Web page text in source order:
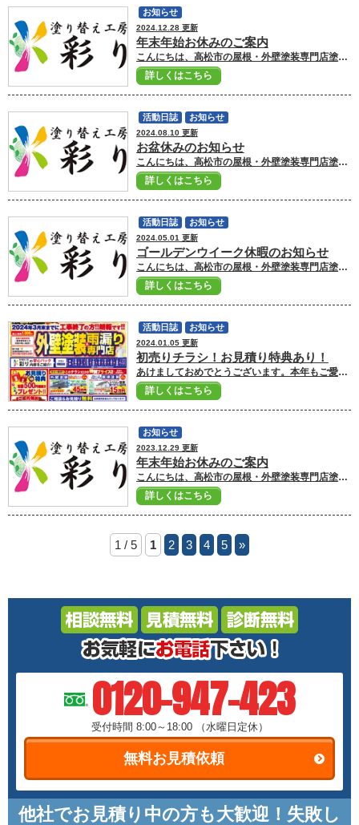
2024.12.28 更新
年末年始お休みのご案内
こんにちは、高松市の屋根・外壁塗装専門店塗り替え工房彩りです。 本年度最後の活動ブログとなります。 2024年も沢山のお客様に出会い、皆様に支えて頂いた1年となりました。 本当にありがとうございました！ 2025年も日々精進しながら、皆様方のお手伝いを少しでも出来るように取り組んでまいりますので、どうぞよろしくお願いいたします。 何末年始のお休みのご案内です。 12月29日から1月5日までお休みをいただきます。 2025年は1月6日からの営業となりますのでよろしくお願いいたします。 またメールからのお問い合わせは年中無休で受付しておりますので、お気軽にお問い合わせください。 （対応は営業開始日より順に対応いたします） 皆様にとって2025年も良い年になることを心よりお祈り申し上げます。 2025年も 彩り をよろしくお願いいたします。 ■高松市の外壁塗装ショールームはこちら ■外壁塗装・屋根塗装のお見積もり依頼はこちら ■ドローン診断で屋根・外壁の劣化状況をチェック ■外壁塗装・屋根塗装プランはこちら
詳しくはこちら
お知らせ
2024.08.10 更新
お盆休みのお知らせ
こんにちは、高松市の屋根・外壁塗装専門店塗り替え工房彩りです。 お盆お休みのご案内です。 8月11日から8月15日までお休みをいただきます。 業務開始は8月16日からとなりますのでよろしくお願いいたします。 またメールからのお問い合わせは年中無休で受付しておりますので、お気軽にお問い合わせください。 （対応は営業開始日より順に対応いたします） ■高松市の外壁塗装ショールームはこちら ■外壁塗装・屋根塗装のお見積もり依頼はこちら ■ドローン診断で屋根・外壁の劣化状況をチェック ■外壁塗装・屋根塗装プランはこちら
詳しくはこちら
活動日誌 お知らせ
2024.05.01 更新
ゴールデンウイーク休暇のお知らせ
こんにちは、高松市の屋根・外壁塗装専門店塗り替え工房彩りです。 ゴールデンウイーク休暇のご案内です。 5月3日～5月6日までお休みを頂きます。 5月7日からの営業となりますので宜しくお願いいたします。 またメールでのお問い合わせは年中無休で受付しておりますので、お気軽にお問い合わせください。 (対応は5月7日営業開始日より順に対応致します。) お家のことでどんな些細なことでも何か気になることがありましたら 高松市の屋根・外壁塗装専門店彩りへ ご相談ください！！ 高松市の屋根・外壁塗装専門店塗り替え工房彩りへ ご相談ください！！ ■高松市の外壁塗装ショールームはこちら ■外壁塗装・屋根塗装のお見積もり依頼はこちら ■ドローン診断で屋根・外壁の劣化状況をチェック ■外壁塗装・屋根塗装プランはこちら
詳しくはこちら
活動日誌 お知らせ
2024.01.05 更新
初売りチラシ！お見積り特典あり！
あけましておめでとうございます。本年もご愛顧のほど、よろしくお願いいたします。 さて、年始は５日より通常営業を行っておりますが、4日から初売りチラシの方をリビング新聞さんに折込させていただいております!! ショールームでは「見て！聞けて！体感できる！」というコンセプトなのですが、一言でいいますと、塗装に関するたくさんの資料と、塗装のお悩みなどなどを気軽に相談できる！そんな感じです。 実物や豊富なサンプルが手に取ってご覧・体感いただけるのが最大のメリットだと思います。ちょっとした疑問から、お客様の不安まで。すべてを解消するためにのショールームになります！ 初売りチラシの特典！ ★特典１★ お見積りを依頼いただいた方全員に、福袋プレゼント！！ （1/31までのお見積りの方へ 500円相当分の福袋） ★特典２★ ご成約いただいた方全員に《焼肉なかむらさんのお食事券20,000円分》プレゼント！！ （１００万円以上のご成約の方に限ります） その他、チラシだけの特別プライスパック商品もご用意しております。 春以降にご検討中の方で相談だけでも喜んで対応させていただきますのでお気軽にお越しください！ 高松市の屋根・外壁塗装専門店 彩りのショールームにてお待ちしております！
詳しくはこちら
活動日誌 お知らせ
2023.12.29 更新
年末年始お休みのご案内
こんにちは、高松市の屋根・外壁塗装専門店塗り替え工房彩りです。 本年度最後の活動ブログとなります。 2023年も沢山のお客様に出会い、皆様に支えて頂いた1年となりました。 本当にありがとうございました！ 2024年も々精進しながら、皆様方のお手伝いを少しでも出来るように取り組んでまいりますので、どうぞよろしくお願いいたします。 何末年始のお休みのご案内です。 12月29日から1月4日までお休みをいただきます。 2024年は1月5日からの営業となりますのでよろしくお願いいたします。 またメールからのお問い合わせは年中無休で受付しておりますので、お気軽にお問い合わせください。 （対応は営業開始日より順に対応いたします） 皆様にとって2024年も良い年になることを心よりお祈り申し上げます。 2024年も 彩り をよろしくお願いいたします。 ■高松市の外壁塗装ショールームはこちら ■外壁塗装・屋根塗装のお見積もり依頼はこちら ■ドローン診断で屋根・外壁の劣化状況をチェック ■外壁塗装・屋根塗装プランはこちら
詳しくはこちら
お知らせ
1 / 5 1 2 3 4 5 »
0120-947-423
受付時間 8:00～18:00 （水曜日定休）
無料お見積依頼
他社でお見積り中の方も大歓迎！失敗し